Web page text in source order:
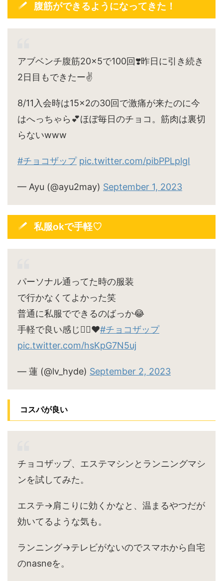
腹筋ができるようになってきた！
アブベンチ腹筋20×5で100回❣️昨日に引き続き
2日目もできたー✌️
8/11入会時は15×2の30回で激痛が来たのに今
はへっちゃら💕ほぼ毎日のチョコ。筋肉は裏切
らないwww
#チョコザップ pic.twitter.com/pibPPLplgI
— Ayu (@ayu2may) September 1, 2023
私服okで手軽♡
パーソナル通ってた時の服装
で行かなくてよかった笑
普通に私服でできるのばっか😂
手軽で良い感じ🙆‍♀️♥#チョコザップ
pic.twitter.com/hsKpG7N5uj
— 蓮 (@lv_hyde) September 2, 2023
コスパが良い
チョコザップ、エステマシンとランニングマシ
ンを試してみた。
エステ→肩こりに効くかなと、温まるやつだが
効いてるような気も。
ランニング→テレビがないのでスマホから自宅
のnasneを。